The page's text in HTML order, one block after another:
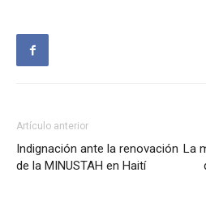
Artículo anterior
Indignación ante la renovación
de la MINUSTAH en Haití
La